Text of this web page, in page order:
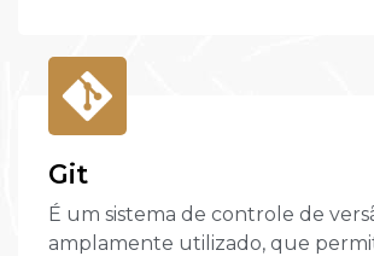
Git
É um sistema de controle de
amplamente utilizado, que